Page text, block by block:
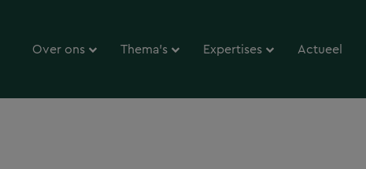
Over ons Thema’s Expertises Actueel